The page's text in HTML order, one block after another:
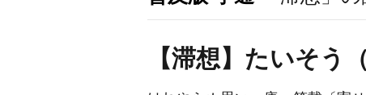
【滞想】たいそう